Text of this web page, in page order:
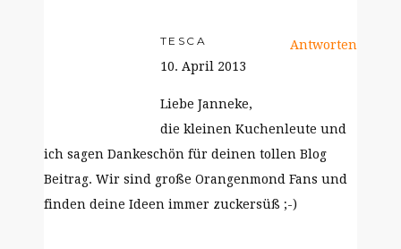
TESCA
10. April 2013
Liebe Janneke,
die kleinen Kuchenleute und
ich sagen Dankeschön für deinen tollen Blog
Beitrag. Wir sind große Orangenmond Fans und
finden deine Ideen immer zuckersüß ;-)
Antworten